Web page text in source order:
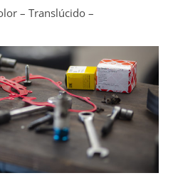
– Translúcido –